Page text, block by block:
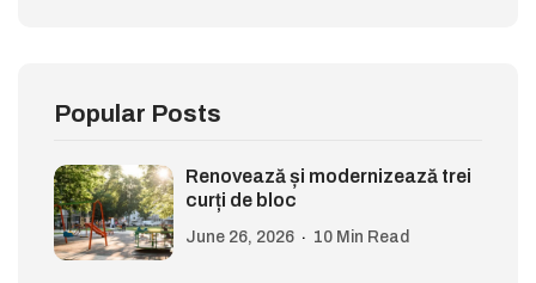
Popular Posts
Renovează și modernizează trei
curți de bloc
June 26, 2026 10 Min Read